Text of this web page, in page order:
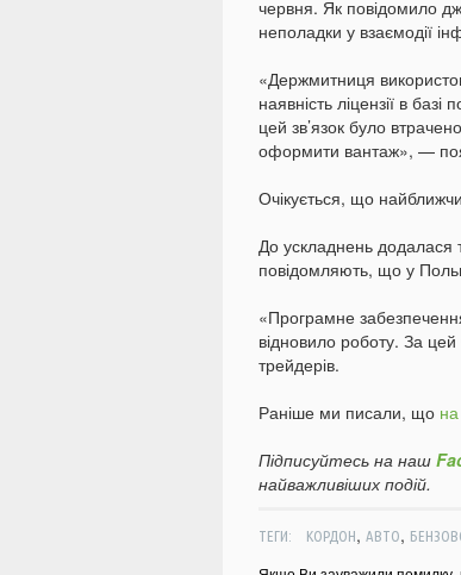
червня. Як повідомило
неполадки у взаємодії
«Держмитниця
наявність ліцензії в
цей зв’язок було
оформити вантаж», —
Очікується, що
До ускладнень додалася
повідомляють, що у
«Програмне
відновило роботу. За
трейдерів.
Раніше ми писали, що
Підписуйтесь на наш
найважливіших подій.
ТЕГИ: КОРДОН, АВТО,